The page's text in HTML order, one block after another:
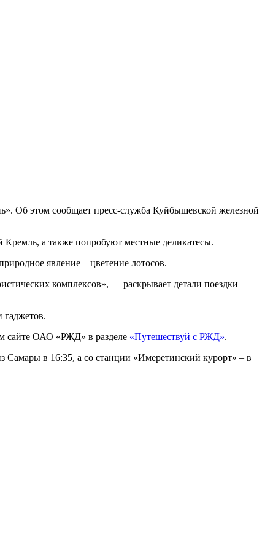
Об этом сообщает пресс-служба Куйбышевской железной
а также попробуют местные деликатесы.
явление – цветение лотосов.
комплексов», — раскрывает детали поездки
гаджетов.
сайте ОАО «РЖД» в разделе «Путешествуй с РЖД».
Самары в 16:35, а со станции «Имеретинский курорт» – в